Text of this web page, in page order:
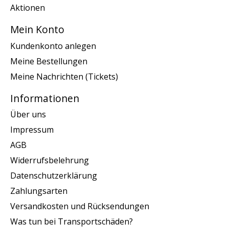
Aktionen
Mein Konto
Kundenkonto anlegen
Meine Bestellungen
Meine Nachrichten (Tickets)
Informationen
Über uns
Impressum
AGB
Widerrufsbelehrung
Datenschutzerklärung
Zahlungsarten
Versandkosten und Rücksendungen
Was tun bei Transportschäden?